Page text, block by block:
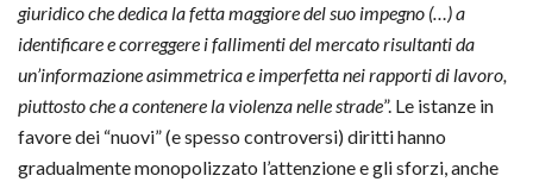
giuridico che dedica la fetta maggiore del suo impegno (…) a
identificare e correggere i fallimenti del mercato risultanti da
un’informazione asimmetrica e imperfetta nei rapporti di lavoro,
piuttosto che a contenere la violenza nelle strade”. Le istanze in
favore dei “nuovi” (e spesso controversi) diritti hanno
gradualmente monopolizzato l’attenzione e gli sforzi, anche